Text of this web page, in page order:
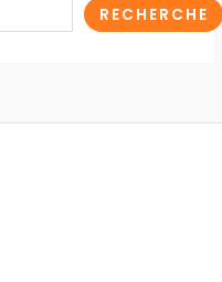
RECHERCHE